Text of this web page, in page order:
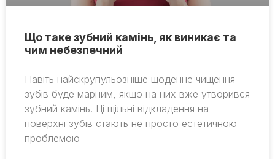
Що таке зубний камінь, як виникає та
чим небезпечний
Навіть найскрупульозніше щоденне чищення
зубів буде марним, якщо на них вже утворився
зубний камінь. Ці щільні відкладення на
поверхні зубів стають не просто естетичною
проблемою